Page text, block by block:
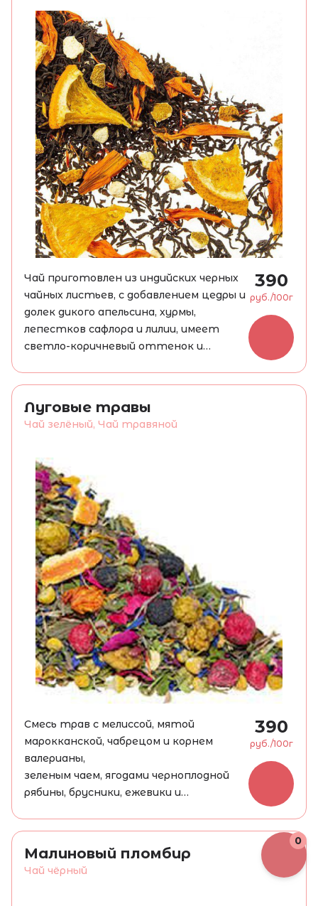
Чай приготовлен из индийских черных
чайных листьев, с добавлением цедры и
долек дикого апельсина, хурмы,
лепестков сафлора и лилии, имеет
светло-коричневый оттенок и
напиток подарит вам бодрость и
хорошее настроение.
390
руб./100г
Луговые травы
Чай зелёный, Чай травяной
Смесь трав с мелиссой, мятой
марокканской, чабрецом и корнем
валерианы,
зеленым чаем, ягодами черноплодной
рябины, брусники, ежевики и
сафлора и розы. Травяная смесь
обладает приятным вкусом и свежим
390
руб./100г
Малиновый пломбир
Чай чёрный
0